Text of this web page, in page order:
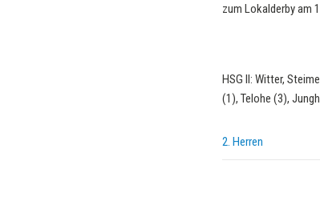
zum Lokalderby am
HSG II: Witter,
(1), Telohe (3),
2. Herren